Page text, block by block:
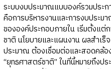
ระบบงบประมาณแบบองค์รวมประ
คือการบริหารงานและการงบประม
ขององค์ประกอบภายใน เริ่มตั้งแต่
ชาติ นโยบายและแผนงาน ผลสำเ
ประมาณ ต้องเชื่อมต่อและสอดคล้อ
“ยุทธศาสตร์ชาติ” ในที่นี้หมายถึงป